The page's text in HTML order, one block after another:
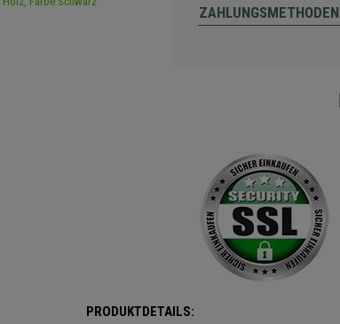
ZAHLUNGSMETHODEN
PRODUKTDETAILS: